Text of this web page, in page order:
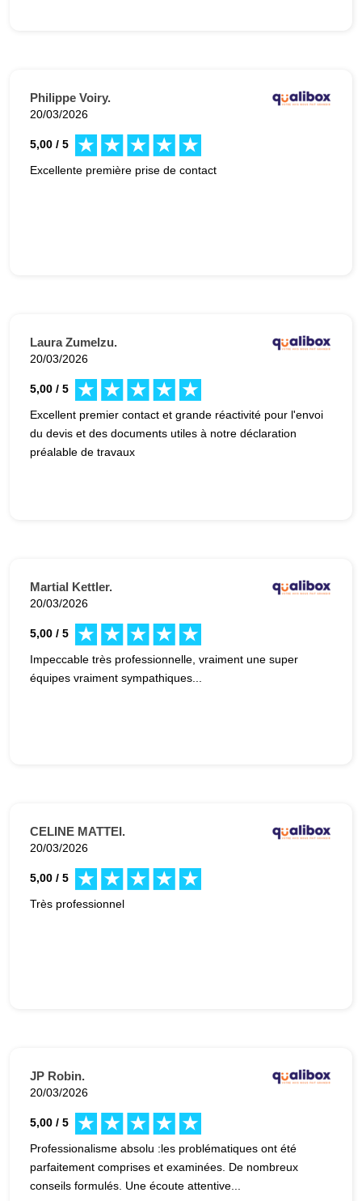
Philippe Voiry.
20/03/2026
5,00 / 5
Excellente première prise de contact
Laura Zumelzu.
20/03/2026
5,00 / 5
Excellent premier contact et grande réactivité pour l'envoi
du devis et des documents utiles à notre déclaration
préalable de travaux
Martial Kettler.
20/03/2026
5,00 / 5
Impeccable très professionnelle, vraiment une super
équipes vraiment sympathiques...
CELINE MATTEI.
20/03/2026
5,00 / 5
Très professionnel
JP Robin.
20/03/2026
5,00 / 5
Professionalisme absolu :les problématiques ont été
parfaitement comprises et examinées. De nombreux
conseils formulés. Une écoute attentive...